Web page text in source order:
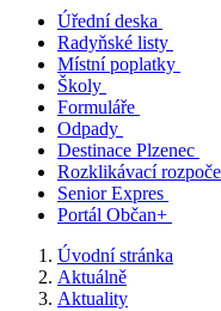
Úřední deska
Radyňské listy
Místní poplatky
Školy
Formuláře
Odpady
Destinace Plzenec
Rozklikávací
Senior Expres
Portál Občan+
Úvodní stránka
Aktuálně
Aktuality